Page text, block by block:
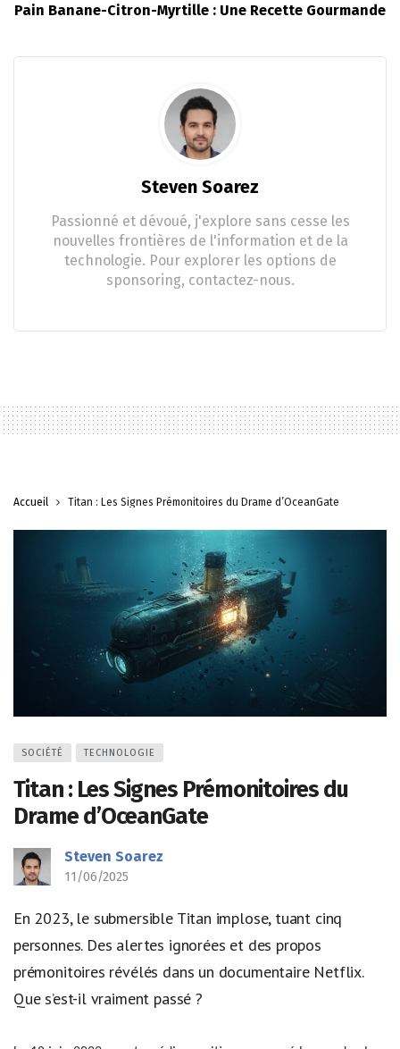
Pain Banane-Citron-Myrtille : Une Recette Gourmande
Steven Soarez
Passionné et dévoué, j'explore sans cesse les
nouvelles frontières de l'information et de la
technologie. Pour explorer les options de
sponsoring, contactez-nous.
Accueil Titan : Les Signes Prémonitoires du Drame d’OceanGate
SOCIÉTÉ TECHNOLOGIE
Titan : Les Signes Prémonitoires du
Drame d’OceanGate
Steven Soarez
11/06/2025
En 2023, le submersible Titan implose, tuant cinq
personnes. Des alertes ignorées et des propos
prémonitoires révélés dans un documentaire Netflix.
Que s’est-il vraiment passé ?